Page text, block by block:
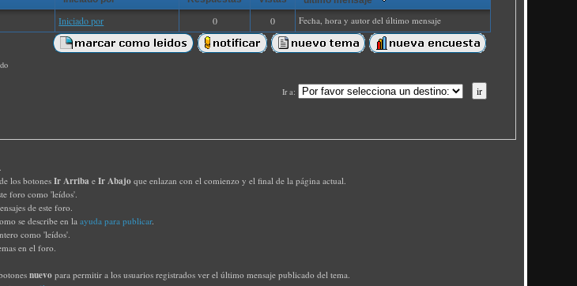
Iniciado por 0 0 Fecha, hora y autor del último mensaje
Ir a:
los botonesIr Arriba eIr Abajo que enlazan con el comienzo y el final de la página actual.
foro como 'leídos'.
de este foro.
se describe en laayuda para publicar.
como 'leídos'.
en el foro.
nuevo para permitir a los usuarios registrados ver el último mensaje publicado del tema.